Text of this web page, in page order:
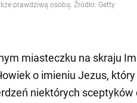
prawdziwą osobą. Źródło: Getty
miasteczku na skraju
o imieniu Jezus,
niektórych sceptyków